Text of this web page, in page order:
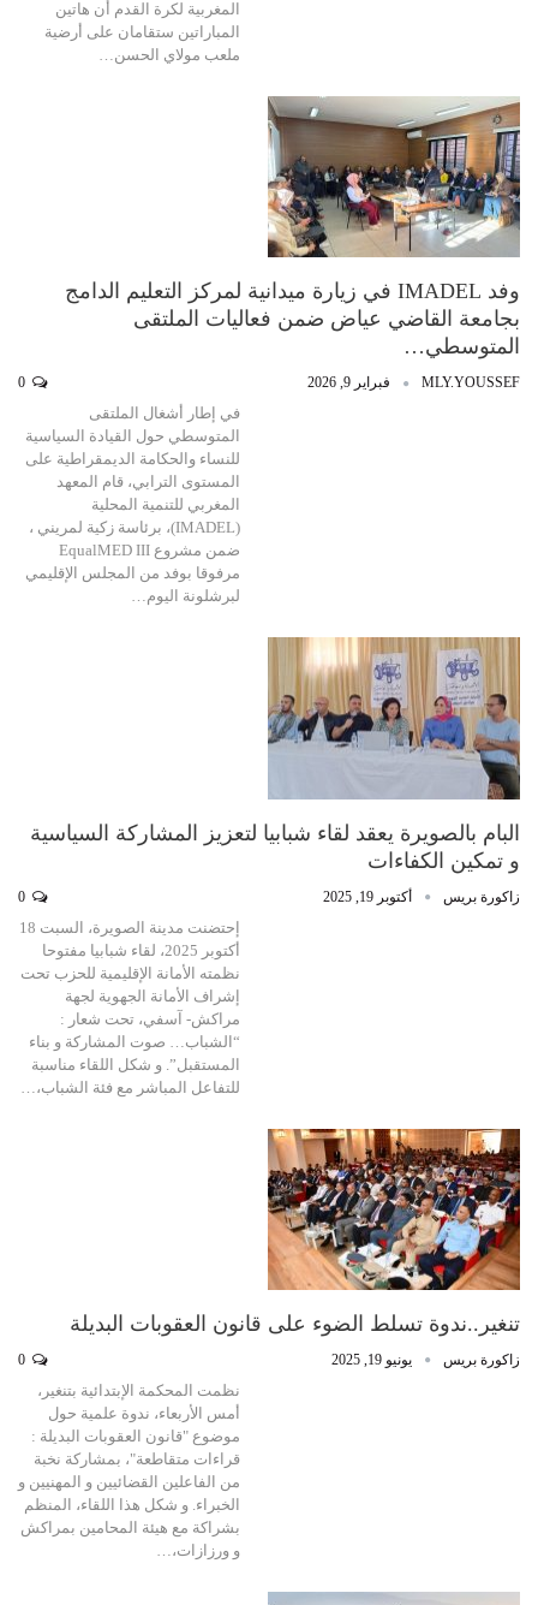
المغربية لكرة القدم أن هاتين
المباراتين ستقامان على أرضية
ملعب مولاي الحسن…
وفد IMADEL في زيارة ميدانية لمركز التعليم الدامج
بجامعة القاضي عياض ضمن فعاليات الملتقى
المتوسطي…
MLY.YOUSSEF فبراير 9, 2026
في إطار أشغال الملتقى
المتوسطي حول القيادة السياسية
للنساء والحكامة الديمقراطية على
المستوى الترابي، قام المعهد
المغربي للتنمية المحلية
(IMADEL)، برئاسة زكية لمريني ،
ضمن مشروع EqualMED III
مرفوقا بوفد من المجلس الإقليمي
لبرشلونة اليوم…
البام بالصويرة يعقد لقاء شبابيا لتعزيز المشاركة السياسية
و تمكين الكفاءات
زاكورة بريس أكتوبر 19, 2025
إحتضنت مدينة الصويرة، السبت 18
أكتوبر 2025، لقاء شبابيا مفتوحا
نظمته الأمانة الإقليمية للحزب تحت
إشراف الأمانة الجهوية لجهة
مراكش- آسفي، تحت شعار :
“الشباب… صوت المشاركة و بناء
المستقبل”. و شكل اللقاء مناسبة
للتفاعل المباشر مع فئة الشباب،…
تنغير..ندوة تسلط الضوء على قانون العقوبات البديلة
زاكورة بريس يونيو 19, 2025
نظمت المحكمة الإبتدائية بتنغير،
أمس الأربعاء، ندوة علمية حول
موضوع "قانون العقوبات البديلة :
قراءات متقاطعة"، بمشاركة نخبة
من الفاعلين القضائيين و المهنيين و
الخبراء. و شكل هذا اللقاء، المنظم
بشراكة مع هيئة المحامين بمراكش
و ورزازات،…